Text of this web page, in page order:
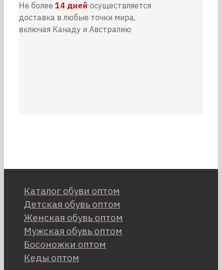
Не более 14 дней осуществляется
доставка в любые точки мира,
включая Канаду и Австралию
Каталог обуви оптом
Детская обувь оптом
Женская обувь оптом
Мужская обувь оптом
Босоножки оптом
Кеды оптом